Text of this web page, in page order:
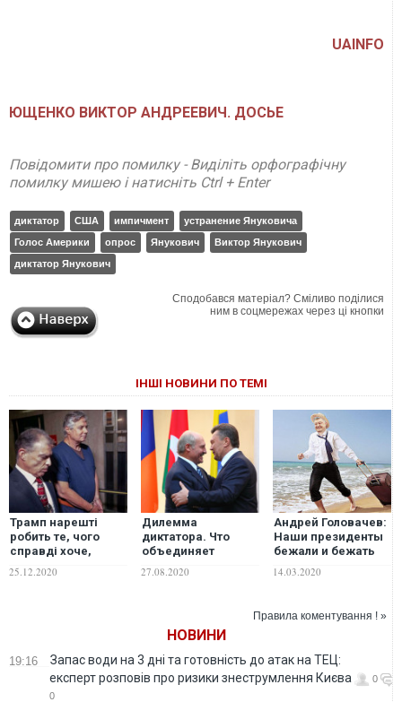
UAINFO
ЮЩЕНКО ВИКТОР АНДРЕЕВИЧ. ДОСЬЕ
Повідомити про помилку - Виділіть орфографічну
помилку мишею і натисніть Ctrl + Enter
диктатор США импичмент
устранение Януковича
Голос Америки
опрос Янукович
Виктор Янукович
диктатор Янукович
Сподобався матеріал? Сміливо поділися
ним в соцмережах через ці кнопки
ІНШІ НОВИНИ ПО ТЕМІ
Трамп нарешті
робить те, чого
справді хоче,
чимало
25.12.2020
Дилемма
диктатора. Что
объединяет
Лукашенко
27.08.2020
Андрей Головачев:
Наши президенты
бежали и бежать
нажитое
трудом...
14.03.2020
Правила коментування ! »
НОВИНИ
19:16
Запас води на 3 дні та готовність до атак на ТЕЦ:
експерт розповів про ризики знеструмлення Києва
0
0